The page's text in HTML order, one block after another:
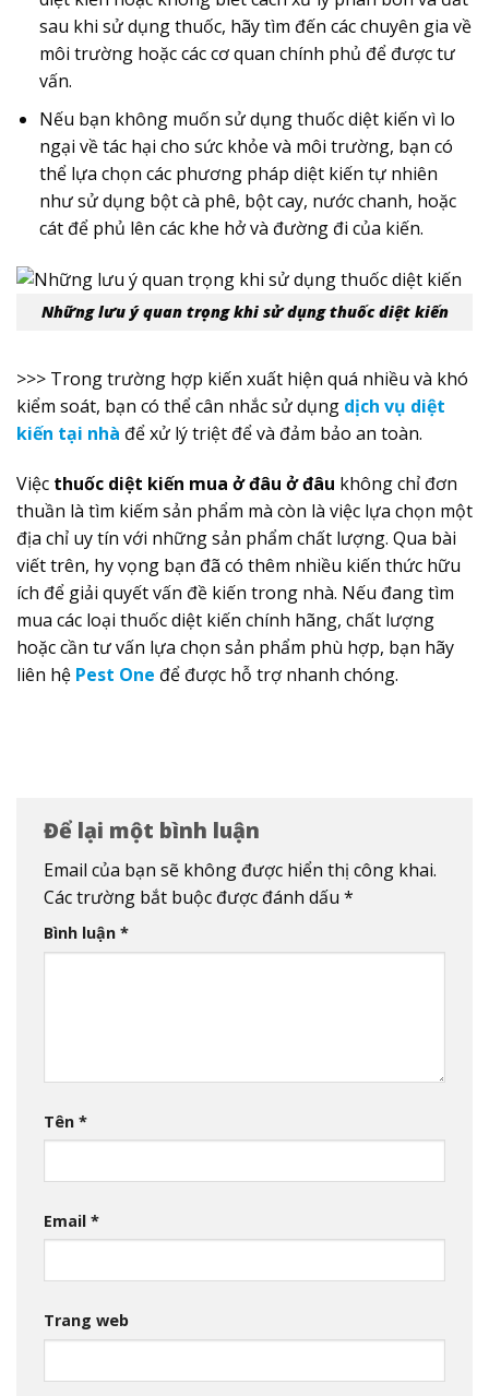
sau khi sử dụng thuốc, hãy tìm đến các chuyên gia về
môi trường hoặc các cơ quan chính phủ để được tư
vấn.
Nếu bạn không muốn sử dụng thuốc diệt kiến vì lo
ngại về tác hại cho sức khỏe và môi trường, bạn có
thể lựa chọn các phương pháp diệt kiến tự nhiên
như sử dụng bột cà phê, bột cay, nước chanh, hoặc
cát để phủ lên các khe hở và đường đi của kiến.
Những lưu ý quan trọng khi sử dụng thuốc diệt kiến
>>> Trong trường hợp kiến xuất hiện quá nhiều và khó
kiểm soát, bạn có thể cân nhắc sử dụng dịch vụ diệt
kiến tại nhà để xử lý triệt để và đảm bảo an toàn.
Việc thuốc diệt kiến mua ở đâu ở đâu không chỉ đơn
thuần là tìm kiếm sản phẩm mà còn là việc lựa chọn một
địa chỉ uy tín với những sản phẩm chất lượng. Qua bài
viết trên, hy vọng bạn đã có thêm nhiều kiến thức hữu
ích để giải quyết vấn đề kiến trong nhà. Nếu đang tìm
mua các loại thuốc diệt kiến chính hãng, chất lượng
hoặc cần tư vấn lựa chọn sản phẩm phù hợp, bạn hãy
liên hệ Pest One để được hỗ trợ nhanh chóng.
Để lại một bình luận
Email của bạn sẽ không được hiển thị công khai.
Các trường bắt buộc được đánh dấu *
Bình luận *
Tên *
Email *
Trang web